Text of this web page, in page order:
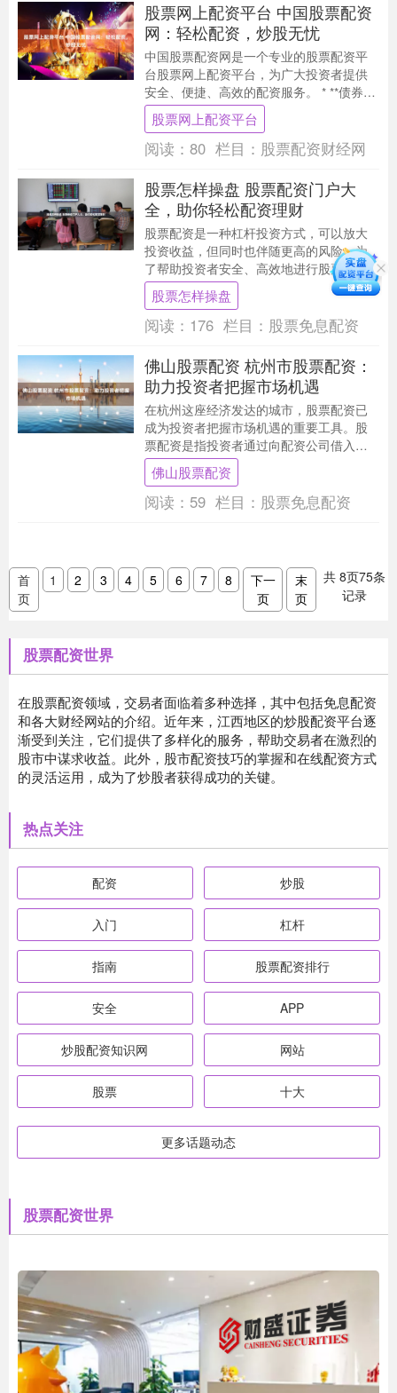
股票网上配资平台 中国股票配资
网：轻松配资，炒股无忧
中国股票配资网是一个专业的股票配资平
台股票网上配资平台，为广大投资者提供
安全、便捷、高效的配资服务。 * **债券价
格下跌：**如果债券市场利率上升，债券价
格可....
股票网上配资平台
阅读： 80 栏目： 股票配资财经网
股票怎样操盘 股票配资门户大
全，助你轻松配资理财
股票配资是一种杠杆投资方式，可以放大
投资收益，但同时也伴随更高的风险。为
了帮助投资者安全、高效地进行股票配
资，我们整理了这份股票配资门户大全。 *
**放大收益....
股票怎样操盘
阅读： 176 栏目： 股票免息配资
佛山股票配资 杭州市股票配资：
助力投资者把握市场机遇
在杭州这座经济发达的城市，股票配资已
成为投资者把握市场机遇的重要工具。股
票配资是指投资者通过向配资公司借入资
金，扩大自己的投资规模，从而提高收益
率。 * **配....
佛山股票配资
阅读： 59 栏目： 股票免息配资
首
页
1 2 3 4 5 6 7 8
下一
页
末
页
共 8页75条
记录
股票配资世界
在股票配资领域，交易者面临着多种选择，其中包括免息配资
和各大财经网站的介绍。近年来，江西地区的炒股配资平台逐
渐受到关注，它们提供了多样化的服务，帮助交易者在激烈的
股市中谋求收益。此外，股市配资技巧的掌握和在线配资方式
的灵活运用，成为了炒股者获得成功的关键。
热点关注
配资 炒股
入门 杠杆
指南 股票配资排行
安全 APP
炒股配资知识网 网站
股票 十大
更多话题动态
股票配资世界